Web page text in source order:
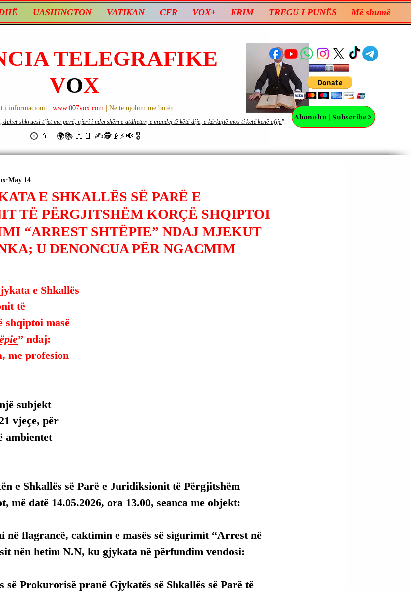
UASHINGTON VATIKAN CFR VOX+ KRIM TREGU I PUNËS Më shumë
TELEGRAFIKE
VOX
i informacionit | www.007vox.com | Ne të njohim me botën
🕕 🇦🇱🌍📚 📖📄 ✍🕵️📡⚡️📢 🎖
Abonohu | Subscribe
duhet shkruesi t’jet ma parë, njeri i ndershëm e atdhetar, e mandej të këtë dije, e kërkujtë mos ti ketë kenë afije”.
E SHKALLËS SË PARË E
TË PËRGJITSHËM KORÇË SHQIPTOI
“ARREST SHTËPIE” NDAJ MJEKUT
U DENONCUA PËR NGACMIM
May 14
e Shkallës
të
shqiptoi masë
” ndaj:
me profesion
subjekt
vjeçe, për
ambientet
e Shkallës së Parë e Juridiksionit të Përgjitshëm
më datë 14.05.2026, ora 13.00, seanca me objekt:
në flagrancë, caktimin e masës së sigurimit “Arrest në
nën hetim N.N, ku gjykata në përfundim vendosi:
së Prokurorisë pranë Gjykatës së Shkallës së Parë të